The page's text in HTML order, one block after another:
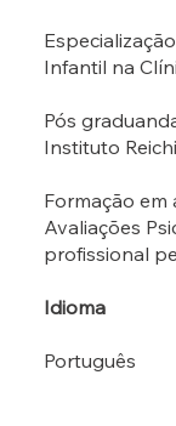
Infantil na
Pós
Instituto
Formação em
Avaliações
profissional
Idioma
Português